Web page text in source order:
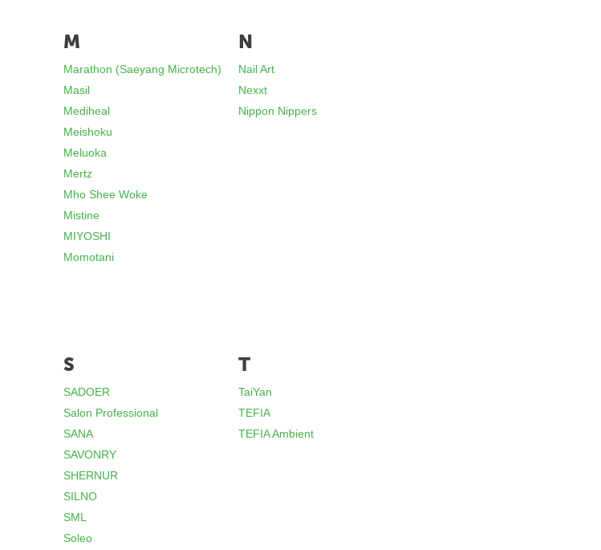
M
Marathon (Saeyang Microtech)
Masil
Mediheal
Meishoku
Meluoka
Mertz
Mho Shee Woke
Mistine
MIYOSHI
Momotani
N
Nail Art
Nexxt
Nippon Nippers
S
SADOER
Salon Professional
SANA
SAVONRY
SHERNUR
SILNO
SML
Soleo
T
TaiYan
TEFIA
TEFIA Ambient